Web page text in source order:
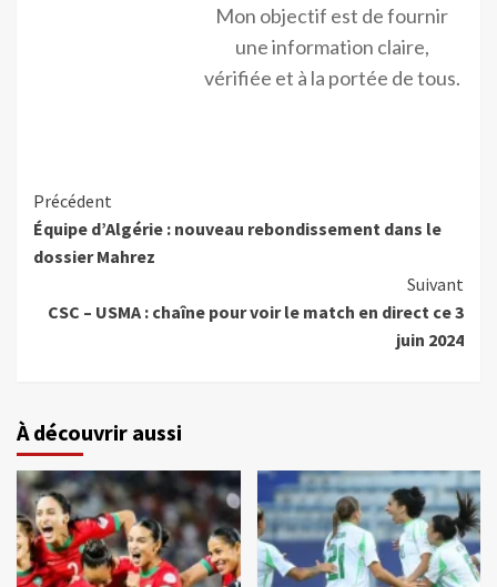
Mon objectif est de fournir
une information claire,
vérifiée et à la portée de tous.
Précédent
Équipe d’Algérie : nouveau rebondissement dans le
dossier Mahrez
Suivant
CSC – USMA : chaîne pour voir le match en direct ce 3
juin 2024
À découvrir aussi